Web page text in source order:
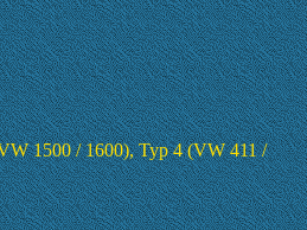
1500 / 1600), Typ 4 (VW 411 /